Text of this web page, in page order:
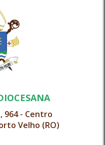
964 - Centro
Velho (RO)